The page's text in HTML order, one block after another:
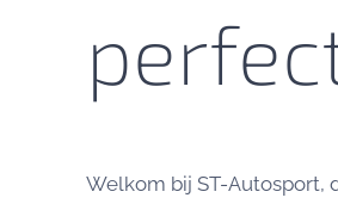
Welkom bij ST-Autosport,